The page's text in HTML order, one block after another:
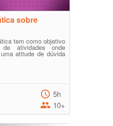
sobre
tem como objetivo
atividades onde
atitude de dúvida
5h
10+